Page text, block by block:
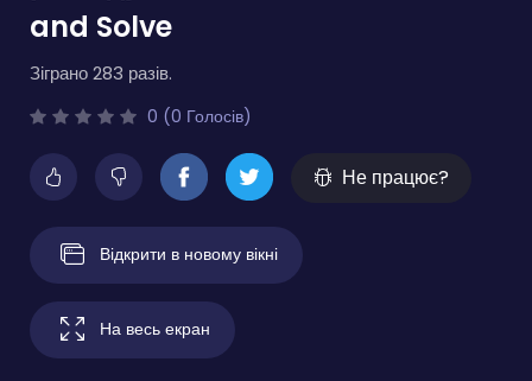
and Solve
Зіграно 283 разів.
0 (0 Голосів)
Не працює?
Відкрити в новому вікні
На весь екран